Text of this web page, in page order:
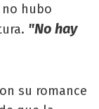
hubo
"No hay
su romance